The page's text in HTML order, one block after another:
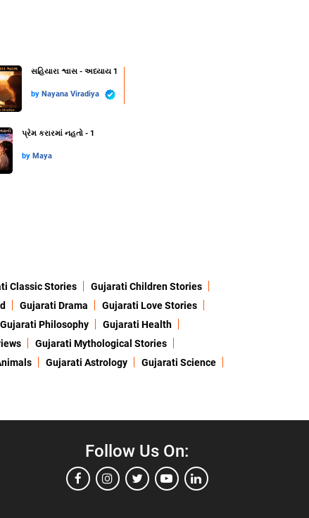
સહિયારા શ્વાસ - અધ્યાય 1
by Nayana Viradiya
પ્રેમ કરારમાં નહતો - 1
by Maya
Classic Stories
Gujarati Children Stories
Gujarati Drama
Gujarati Love Stories
Gujarati Philosophy
Gujarati Health
Gujarati Mythological Stories
Gujarati Astrology
Gujarati Science
Follow Us On: